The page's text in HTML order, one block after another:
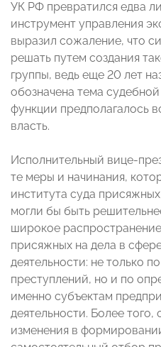
УК РФ превратился едва
инструмент управления
выразил сожаление, что
решать путем создания
группы, ведь еще 20 лет
обозначена тема
функции предполагалось
власть.
Исполнительный вице-
те меры и начинания,
института суда
могли бы быть
широкое
присяжных на дела в
деятельности: не только
преступлений, но и по
именно субъектам
деятельности. Более
изменения в